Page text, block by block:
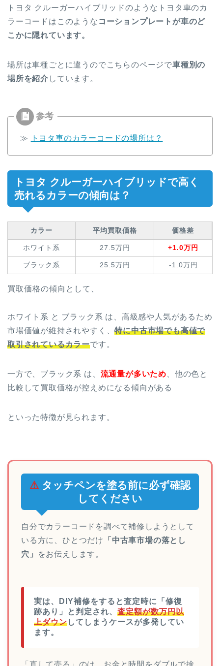
トヨタ クルーガーハイブリッドのようなトヨタ車のカ
ラーコードはこのような コーションプレートが車のど
こかに隠れています。
場所は車種ごとに違うのでこちらのページで車種別の
場所を紹介 しています。
≫ トヨタ車のカラーコードの場所は？
トヨタ クルーガーハイブリッドで高く
売れるカラーの傾向は？
カラー 平均買取価格 価格差
ホワイト系 27.5万円 +1.0万円
ブラック系 25.5万円 -1.0万円
買取価格の傾向として、
ホワイト系 と ブラック系 は、高級感や人気があるため
市場価値が維持されやすく、特に中古市場でも高値で
取引されているカラーです。
一方で、ブラック系 は、 流通量が多いため 、他の色と
比較して買取価格が控えめになる傾向がある
といった特徴が見られます。
⚠️ タッチペンを塗る前に必ず確認
してください
自分でカラーコードを調べて補修しようとして
いる方に、ひとつだけ
「中古車市場の落とし
穴」
をお伝えします。
実は、DIY補修をすると査定時に「修復
跡あり」と判定され、 査定額が数万円以
上ダウン してしまうケースが多発してい
ます。